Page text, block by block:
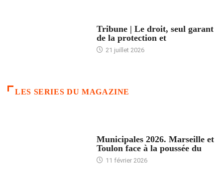
Tribune | Le droit, seul garant
de la protection et
21 juillet 2026
LES SERIES DU MAGAZINE
Municipales 2026. Marseille et
Toulon face à la poussée du
11 février 2026